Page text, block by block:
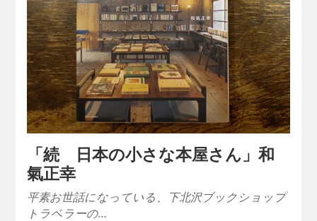
「続 日本の小さな本屋さん」和
氣正幸
平素お世話になっている、下北沢ブックショップ
トラベラーの…